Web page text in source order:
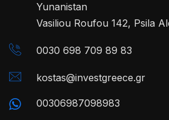
Yunanistan
Vasiliou Roufou 142, Psila
0030 698 709 89 83
kostas@investgreece.gr
00306987098983